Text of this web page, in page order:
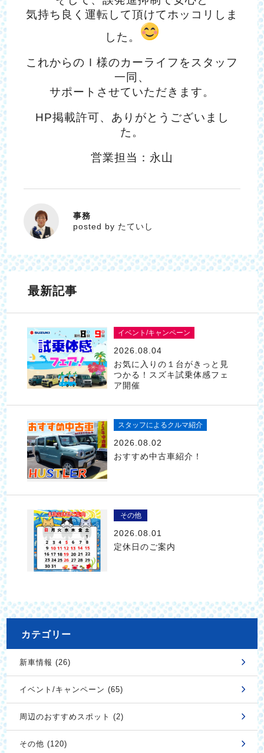
気持ち良く運転して頂けてホッコリしま
した。
これからのＩ様のカーライフをスタッフ
一同、
サポートさせていただきます。
HP掲載許可、ありがとうございまし
た。
営業担当：永山
たていし
事務
posted by たていし
最新記事
イベント/キャンペーン
2026.08.04
お気に入りの１台がきっと見
つかる！スズキ試乗体感フェ
ア開催
スタッフによるクルマ紹介
2026.08.02
おすすめ中古車紹介！
その他
2026.08.01
定休日のご案内
カテゴリー
新車情報 (26)
イベント/キャンペーン (65)
周辺のおすすめスポット (2)
その他 (120)